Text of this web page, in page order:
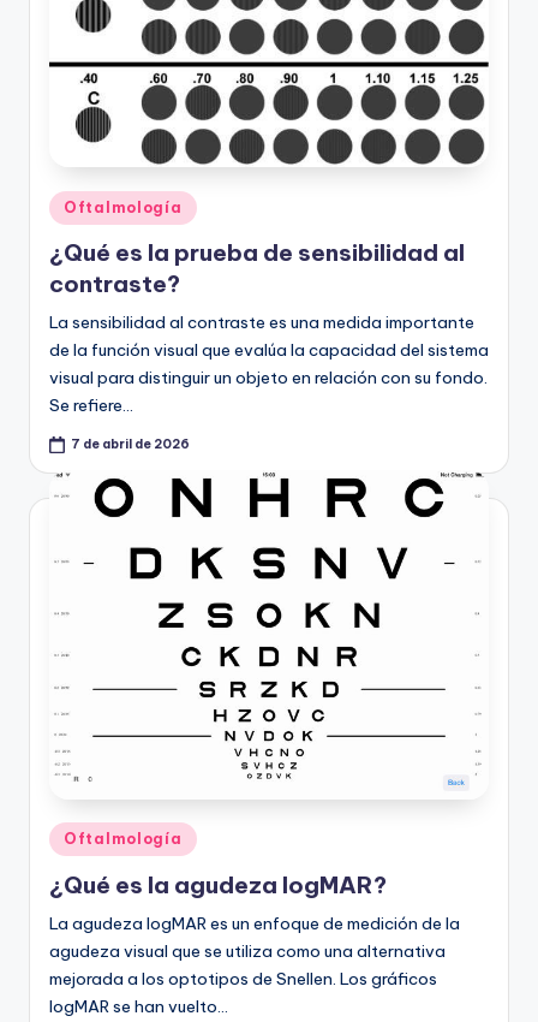
Publicado
en
Oftalmología
¿Qué es la prueba de sensibilidad al
contraste?
La sensibilidad al contraste es una medida importante
de la función visual que evalúa la capacidad del sistema
visual para distinguir un objeto en relación con su fondo.
Se refiere…
7 de abril de 2026
Publicado
en
Oftalmología
¿Qué es la agudeza logMAR?
La agudeza logMAR es un enfoque de medición de la
agudeza visual que se utiliza como una alternativa
mejorada a los optotipos de Snellen. Los gráficos
logMAR se han vuelto…